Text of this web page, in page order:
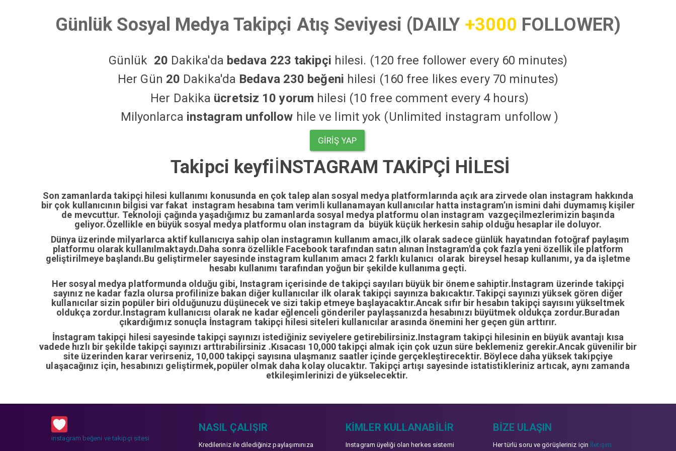
Günlük Sosyal Medya Takipçi Atış Seviyesi (DAILY +3000 FOLLOWER)
Günlük 20 Dakika'da bedava 223 takipçi hilesi. (120 free follower every 60 minutes)
Her Gün 20 Dakika'da Bedava 230 beğeni hilesi (160 free likes every 70 minutes)
Her Dakika ücretsiz 10 yorum hilesi (10 free comment every 4 hours)
Milyonlarca instagram unfollow hile ve limit yok (Unlimited instagram unfollow )
GIRIŞ YAP
Takipci keyfiİNSTAGRAM TAKİPÇİ HİLESİ
Son zamanlarda takipçi hilesi kullanımı konusunda en çok talep alan sosyal medya platformlarında açık ara zirvede olan instagram hakkında
bir çok kullanıcının bilgisi var fakat instagram hesabına tam verimli kullanamayan kullanıcılar hatta instagram’ın ismini dahi duymamış kişiler
de mevcuttur. Teknoloji çağında yaşadığımız bu zamanlarda sosyal medya platformu olan instagram vazgeçilmezlerimizin başında
geliyor.Özellikle en büyük sosyal medya platformu olan instagram da büyük küçük herkesin sahip olduğu hesaplar ile doluyor.
Dünya üzerinde milyarlarca aktif kullanıcıya sahip olan instagramın kullanım amacı,ilk olarak sadece günlük hayatından fotoğraf paylaşım
platformu olarak kullanılmaktaydı.Daha sonra özellikle Facebook tarafından satın alınan İnstagram'da çok fazla yeni özellik ile platform
geliştirilmeye başlandı.Bu geliştirmeler sayesinde instagram kullanım amacı 2 farklı kulanıcı olarak bireysel hesap kullanımı, ya da işletme
hesabı kullanımı tarafından yoğun bir şekilde kullanıma geçti.
Her sosyal medya platformunda olduğu gibi, Instagram içerisinde de takipçi sayıları büyük bir öneme sahiptir.İnstagram üzerinde takipçi
sayınız ne kadar fazla olursa profilinize bakan diğer kullanıcılar ilk olarak takipçi sayınıza bakıcaktır.Takipçi sayınızı yüksek gören diğer
kullanıcılar sizin popüler biri olduğunuzu düşünecek ve sizi takip etmeye başlayacaktır.Ancak sıfır bir hesabın takipçi sayısını yükseltmek
oldukça zordur.İnstagram kullanıcısı olarak ne kadar eğlenceli gönderiler paylaşsanızda hesabınızı büyütmek oldukça zordur.Buradan
çıkardığımız sonuçla İnstagram takipçi hilesi siteleri kullanıcılar arasında önemini her geçen gün arttırır.
İnstagram takipçi hilesi sayesinde takipçi sayınızı istediğiniz seviyelere getirebilirsiniz.Instagram takipçi hilesinin en büyük avantajı kısa
vadede hızlı bir şekilde takipçi sayınızı arttırabilirsiniz .Kısacası 10,000 takipçi almak için çok uzun süre beklemeniz gerekir.Ancak güvenilir bir
site üzerinden karar verirseniz, 10,000 takipçi sayısına ulaşmanız saatler içinde gerçekleştirecektir. Böylece daha yüksek takipçiye
ulaşacağınız için, hesabınızı geliştirmek,popüler olmak daha kolay olucaktır. Takipçi artışı sayesinde istatistikleriniz artıcak, aynı zamanda
etkileşimlerinizi de yükselecektir.
instagram beğeni ve takipçi sitesi
NASIL ÇALIŞIR
Kredileriniz ile dilediğiniz paylaşımınıza
KIMLER KULLANABILIR
Instagram üyeliği olan herkes sistemi
BIZE ULAŞIN
Her türlü soru ve görüşleriniz için İletişim